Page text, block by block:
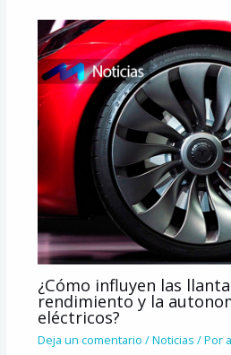
¿Cómo influyen las
rendimiento y la
eléctricos?
Deja un comentario /Noticias / Por